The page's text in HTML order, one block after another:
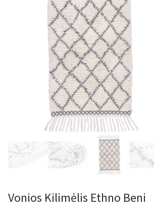
Vonios Kilimėlis Ethno Beni